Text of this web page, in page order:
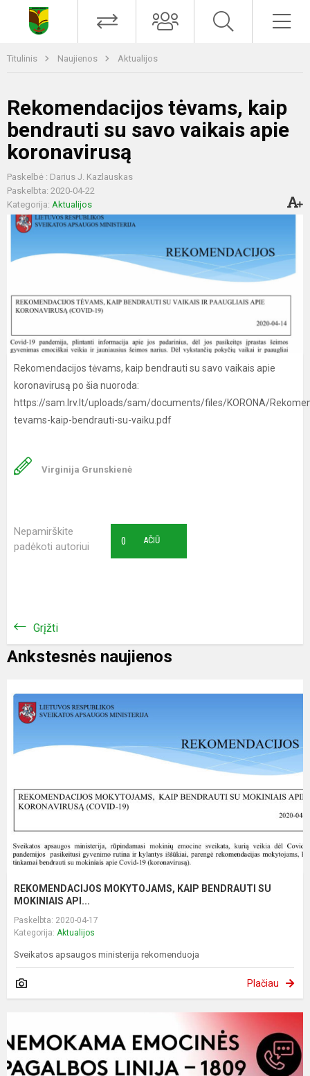
Titulinis Naujienos Aktualijos
Rekomendacijos tėvams, kaip
bendrauti su savo vaikais apie
koronavirusą
Paskelbė : Darius J. Kazlauskas
Paskelbta: 2020-04-22
Kategorija: Aktualijos
Rekomendacijos tėvams, kaip bendrauti su savo vaikais apie
koronavirusą po šia nuoroda:
https://sam.lrv.lt/uploads/sam/documents/files/KORONA/
tevams-kaip-bendrauti-su-vaiku.pdf
Virginija Grunskienė
Nepamirškite
padėkoti autoriui
AČIŪ
0
Grįžti
Ankstesnės naujienos
REKOMENDACIJOS MOKYTOJAMS, KAIP BENDRAUTI SU
MOKINIAIS API...
Paskelbta: 2020-04-17
Kategorija: Aktualijos
Sveikatos apsaugos ministerija rekomenduoja
Plačiau